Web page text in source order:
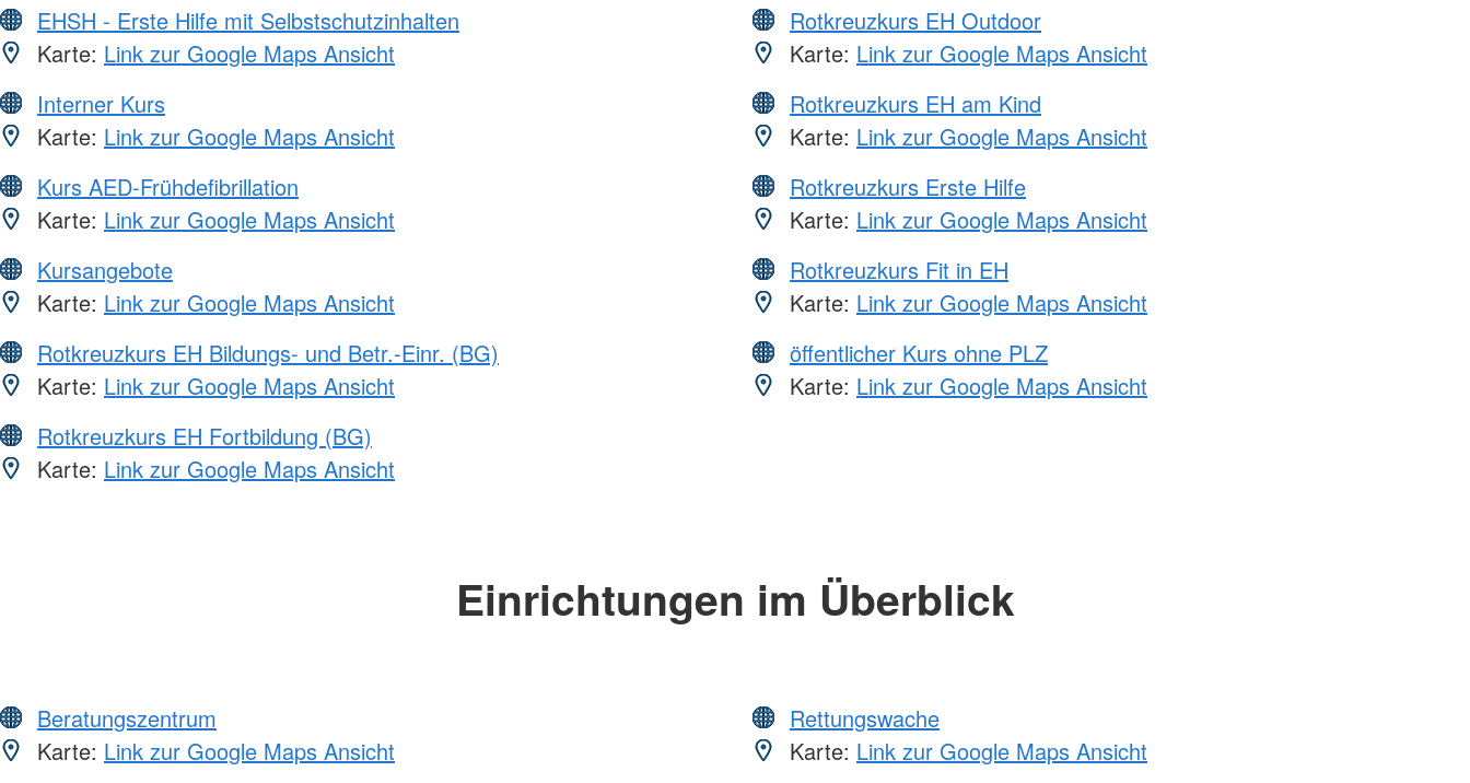
EHSH - Erste Hilfe mit Selbstschutzinhalten
Karte: Link zur Google Maps Ansicht
Interner Kurs
Karte: Link zur Google Maps Ansicht
Kurs AED-Frühdefibrillation
Karte: Link zur Google Maps Ansicht
Kursangebote
Karte: Link zur Google Maps Ansicht
Rotkreuzkurs EH Bildungs- und Betr.-Einr. (BG)
Karte: Link zur Google Maps Ansicht
Rotkreuzkurs EH Fortbildung (BG)
Karte: Link zur Google Maps Ansicht
Rotkreuzkurs EH Outdoor
Karte: Link zur Google Maps Ansicht
Rotkreuzkurs EH am Kind
Karte: Link zur Google Maps Ansicht
Rotkreuzkurs Erste Hilfe
Karte: Link zur Google Maps Ansicht
Rotkreuzkurs Fit in EH
Karte: Link zur Google Maps Ansicht
öffentlicher Kurs ohne PLZ
Karte: Link zur Google Maps Ansicht
Einrichtungen im Überblick
Beratungszentrum
Karte: Link zur Google Maps Ansicht
Rettungswache
Karte: Link zur Google Maps Ansicht